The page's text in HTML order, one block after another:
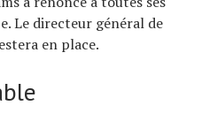
Le directeur général de
en place.